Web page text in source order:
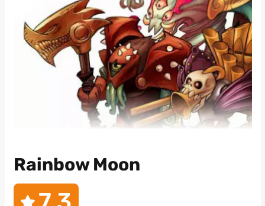
Rainbow Moon